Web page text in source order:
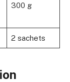
300 g
2 sachets